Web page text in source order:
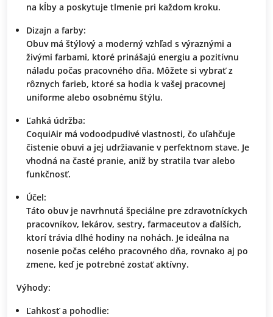
na kĺby a poskytuje tlmenie pri každom kroku.
Dizajn a farby:
Obuv má štýlový a moderný vzhľad s výraznými a
živými farbami, ktoré prinášajú energiu a pozitívnu
náladu počas pracovného dňa. Môžete si vybrať z
rôznych farieb, ktoré sa hodia k vašej pracovnej
uniforme alebo osobnému štýlu.
Ľahká údržba:
CoquiAir má vodoodpudivé vlastnosti, čo uľahčuje
čistenie obuvi a jej udržiavanie v perfektnom stave. Je
vhodná na časté pranie, aniž by stratila tvar alebo
funkčnosť.
Účel:
Táto obuv je navrhnutá špeciálne pre zdravotníckych
pracovníkov, lekárov, sestry, farmaceutov a ďalších,
ktorí trávia dlhé hodiny na nohách. Je ideálna na
nosenie počas celého pracovného dňa, rovnako aj po
zmene, keď je potrebné zostať aktívny.
Výhody:
Ľahkosť a pohodlie: